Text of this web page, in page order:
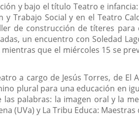
y bajo el título Teatro e
Trabajo Social y en el Teatro
de construcción de títeres
un encuentro con Soledad
que el miércoles 15 se
a cargo de Jesús Torres, de El
plural para una educación en
palabras: la imagen oral y la
(UVa) y La Tribu Educa: Maestras